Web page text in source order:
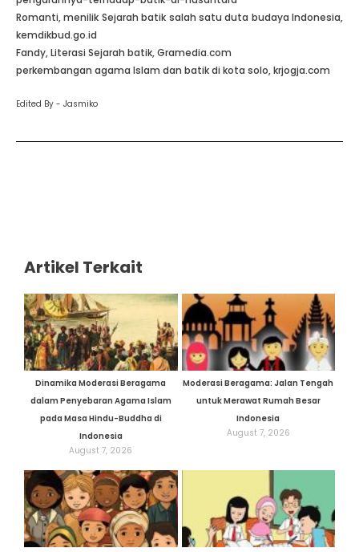
Romanti, menilik Sejarah batik salah satu duta budaya Indonesia,
kemdikbud.go.id
Fandy, Literasi Sejarah batik, Gramedia.com
perkembangan agama Islam dan batik di kota solo, krjogja.com
Edited By - Jasmiko
Artikel Terkait
Dinamika Moderasi Beragama
dalam Penyebaran Agama Islam
pada Masa Hindu-Buddha di
Indonesia
August 7, 2026
Moderasi Beragama: Jalan Tengah
untuk Merawat Rumah Besar
Indonesia
August 7, 2026